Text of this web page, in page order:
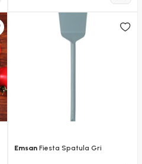
EmsanFiesta Spatula Gri